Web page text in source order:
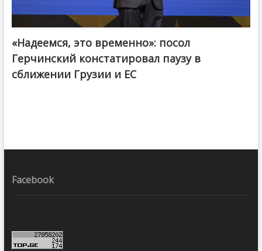
«Надеемся, это временно»: посол
Герчинский констатировал паузу в
сближении Грузии и ЕС
Facebook